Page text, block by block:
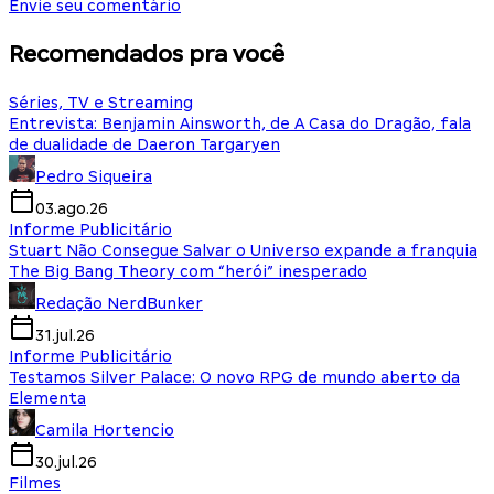
Envie seu comentário
Recomendados pra você
Séries, TV e Streaming
Entrevista: Benjamin Ainsworth, de A Casa do Dragão, fala
de dualidade de Daeron Targaryen
Pedro Siqueira
03.ago.26
Informe Publicitário
Stuart Não Consegue Salvar o Universo expande a franquia
The Big Bang Theory com “herói” inesperado
Redação NerdBunker
31.jul.26
Informe Publicitário
Testamos Silver Palace: O novo RPG de mundo aberto da
Elementa
Camila Hortencio
30.jul.26
Filmes